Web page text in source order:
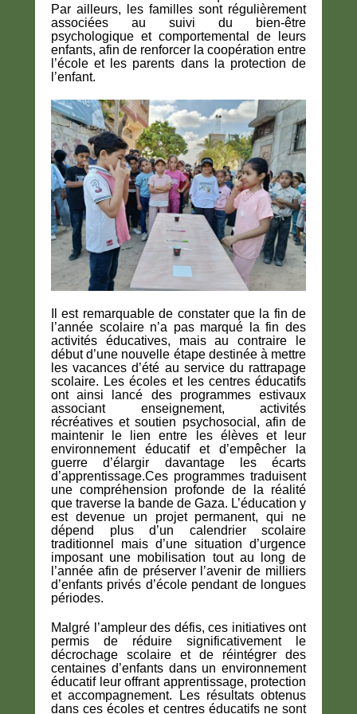
Par ailleurs, les familles sont régulièrement
associées au suivi du bien-être
psychologique et comportemental de leurs
enfants, afin de renforcer la coopération entre
l’école et les parents dans la protection de
l’enfant.
Il est remarquable de constater que la fin de
l’année scolaire n’a pas marqué la fin des
activités éducatives, mais au contraire le
début d’une nouvelle étape destinée à mettre
les vacances d’été au service du rattrapage
scolaire. Les écoles et les centres éducatifs
ont ainsi lancé des programmes estivaux
associant enseignement, activités
récréatives et soutien psychosocial, afin de
maintenir le lien entre les élèves et leur
environnement éducatif et d’empêcher la
guerre d’élargir davantage les écarts
d’apprentissage.Ces programmes traduisent
une compréhension profonde de la réalité
que traverse la bande de Gaza. L’éducation y
est devenue un projet permanent, qui ne
dépend plus d’un calendrier scolaire
traditionnel mais d’une situation d’urgence
imposant une mobilisation tout au long de
l’année afin de préserver l’avenir de milliers
d’enfants privés d’école pendant de longues
périodes.
Malgré l’ampleur des défis, ces initiatives ont
permis de réduire significativement le
décrochage scolaire et de réintégrer des
centaines d’enfants dans un environnement
éducatif leur offrant apprentissage, protection
et accompagnement. Les résultats obtenus
dans ces écoles et centres éducatifs ne sont